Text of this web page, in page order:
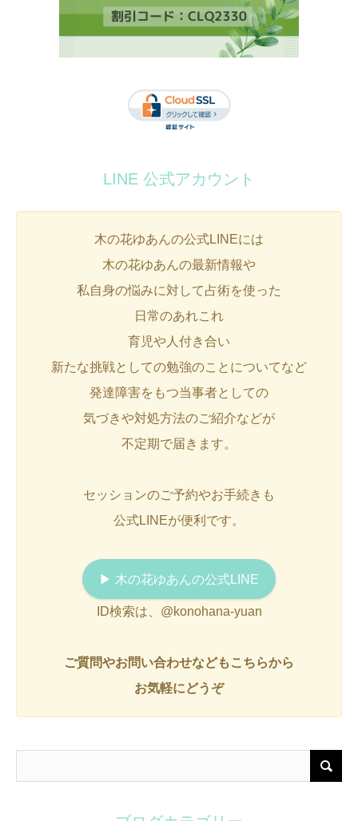
LINE 公式アカウント
木の花ゆあんの公式LINEには
木の花ゆあんの最新情報や
私自身の悩みに対して占術を使った
日常のあれこれ
育児や人付き合い
新たな挑戦としての勉強のことについてなど
発達障害をもつ当事者としての
気づきや対処方法のご紹介などが
不定期で届きます。
セッションのご予約やお手続きも
公式LINEが便利です。
▶︎ 木の花ゆあんの公式LINE
ID検索は、@konohana-yuan
ご質問やお問い合わせなどもこちらから
お気軽にどうぞ